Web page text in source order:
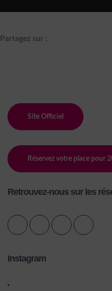
Partagez sur :
Site Officiel
Réservez votre place pour
Retrouvez-nous sur les
Instagram